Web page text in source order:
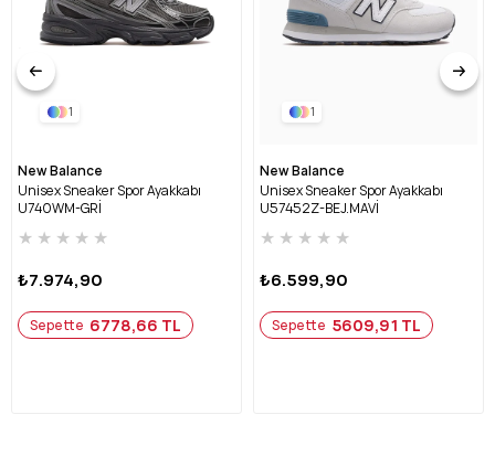
1
New Balance
Unisex Sneaker Spor Ayakkabı
U740WM-GRİ
★ ★ ★ ★ ★
₺7.974,90
Sepette 6778,66 TL
1
New Balance
Unisex Sneaker Spor Ayakkabı
U57452Z-BEJ.MAVİ
★ ★ ★ ★ ★
₺6.599,90
Sepette 5609,91 TL